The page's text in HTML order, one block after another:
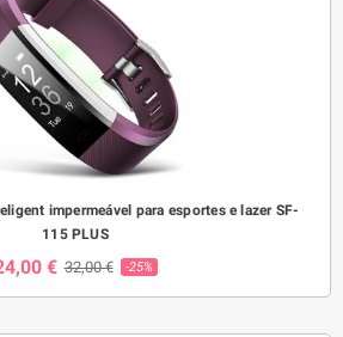
impermeável para esportes e lazer SF-
115 PLUS
€ 32,00 € -25%